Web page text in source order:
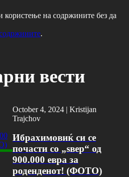
на содржините без да
.
вести
October 4, 2024 |Kristijan
Trajchov
Ибрахимовиќ си се
почасти со „ѕвер“ од
900.000 евра за
роденденот! (ФОТО)